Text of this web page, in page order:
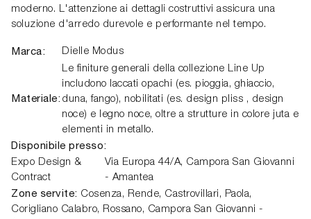
moderno. L'attenzione ai dettagli costruttivi assicura una
soluzione d'arredo durevole e performante nel tempo.
Marca: Dielle Modus
Materiale:
Le finiture generali della collezione Line Up
includono laccati opachi (es. pioggia, ghiaccio,
duna, fango), nobilitati (es. design pliss , design
noce) e legno noce, oltre a strutture in colore juta e
elementi in metallo.
Disponibile presso:
Expo Design &
Contract
Via Europa 44/A, Campora San Giovanni
- Amantea
Zone servite: Cosenza, Rende, Castrovillari, Paola,
Corigliano Calabro, Rossano, Campora San Giovanni -